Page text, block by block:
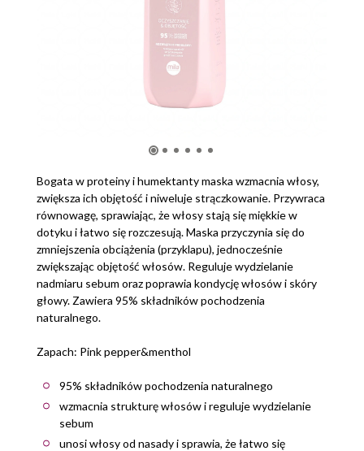
Bogata w proteiny i humektanty maska wzmacnia włosy,
zwiększa ich objętość i niweluje strączkowanie. Przywraca
równowagę, sprawiając, że włosy stają się miękkie w
dotyku i łatwo się rozczesują. Maska przyczynia się do
zmniejszenia obciążenia (przyklapu), jednocześnie
zwiększając objętość włosów. Reguluje wydzielanie
nadmiaru sebum oraz poprawia kondycję włosów i skóry
głowy. Zawiera 95% składników pochodzenia
naturalnego.
Zapach: Pink pepper&menthol
95% składników pochodzenia naturalnego
wzmacnia strukturę włosów i reguluje wydzielanie
sebum
unosi włosy od nasady i sprawia, że łatwo się